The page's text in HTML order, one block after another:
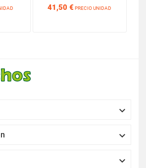
41,50 € PRECIO UNIDAD


